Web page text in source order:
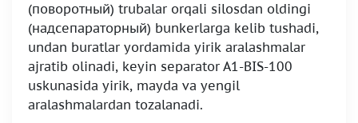
(поворотный) trubalar orqali silosdan oldingi
(надсепараторный) bunkerlarga kelib tushadi,
undan buratlar yordamida yirik aralashmalar
ajratib olinadi, keyin separator A1-BIS-100
uskunasida yirik, mayda va yengil
aralashmalardan tozalanadi.